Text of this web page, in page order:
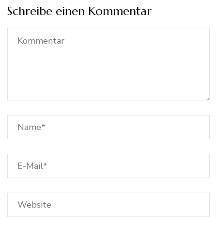
Schreibe einen Kommentar